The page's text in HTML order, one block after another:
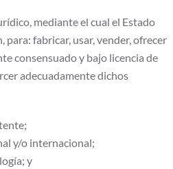
mediante el cual el Estado
fabricar, usar, vender, ofrecer
consensuado y bajo licencia de
adecuadamente dichos
y/o internacional;
y